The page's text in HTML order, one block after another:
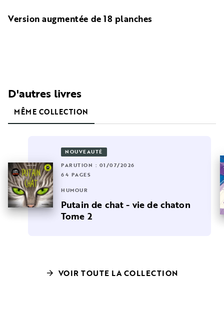
Version augmentée de 18 planches
D'autres livres
MÊME COLLECTION
NOUVEAUTÉ
PARUTION : 01/07/2026
64 PAGES
HUMOUR
Putain de chat - vie de chaton
Tome 2
arrow_forward VOIR TOUTE LA COLLECTION